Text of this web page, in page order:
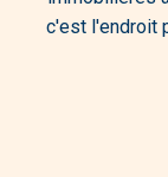
c'est l'endroit